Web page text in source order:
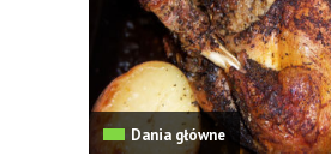
Dania główne